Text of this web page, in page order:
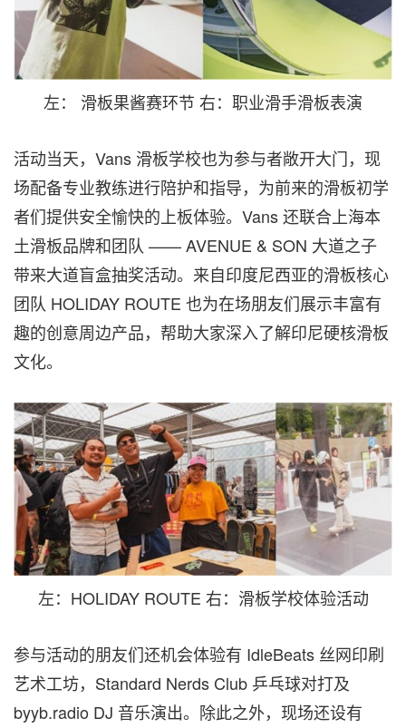
左： 滑板果酱赛环节 右：职业滑手滑板表演
活动当天，Vans 滑板学校也为参与者敞开大门，现
场配备专业教练进行陪护和指导，为前来的滑板初学
者们提供安全愉快的上板体验。Vans 还联合上海本
土滑板品牌和团队 —— AVENUE & SON 大道之子
带来大道盲盒抽奖活动。来自印度尼西亚的滑板核心
团队 HOLIDAY ROUTE 也为在场朋友们展示丰富有
趣的创意周边产品，帮助大家深入了解印尼硬核滑板
文化。
左：HOLIDAY ROUTE 右：滑板学校体验活动
参与活动的朋友们还机会体验有 IdleBeats 丝网印刷
艺术工坊，Standard Nerds Club 乒乓球对打及
byyb.radio DJ 音乐演出。除此之外，现场还设有